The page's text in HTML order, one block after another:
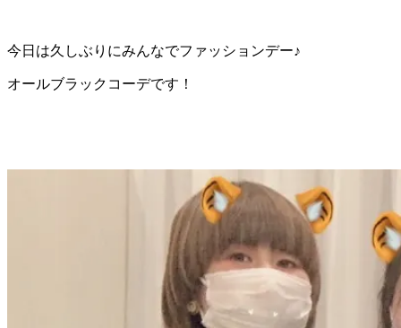
今日は久しぶりにみんなでファッションデー♪
オールブラックコーデです！